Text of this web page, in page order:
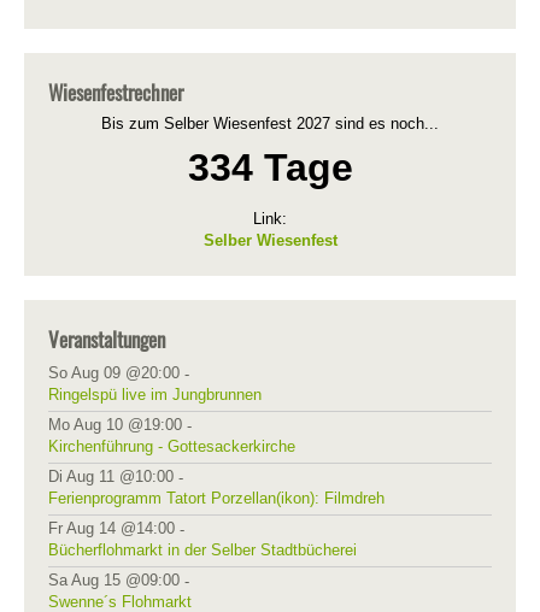
Wiesenfestrechner
Bis zum Selber Wiesenfest 2027 sind es noch...
334 Tage
Link:
Selber Wiesenfest
Veranstaltungen
So Aug 09 @20:00 -
Ringelspü live im Jungbrunnen
Mo Aug 10 @19:00 -
Kirchenführung - Gottesackerkirche
Di Aug 11 @10:00 -
Ferienprogramm Tatort Porzellan(ikon): Filmdreh
Fr Aug 14 @14:00 -
Bücherflohmarkt in der Selber Stadtbücherei
Sa Aug 15 @09:00 -
Swenne´s Flohmarkt